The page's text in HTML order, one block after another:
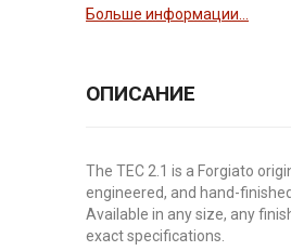
Больше информации...
ОПИСАНИЕ
The TEC 2.1 is a Forgiato
engineered, and hand-
Available in any size, any
exact specifications.